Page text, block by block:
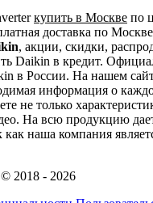
купить в Москве по
доставка по
, акции, скидки,
Daikin в кредит.
в России. На нашем
информация о
не только
На всю продукцию
как наша компания
2018 - 2026